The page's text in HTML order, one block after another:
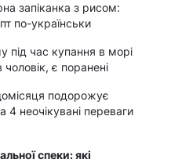
запіканка з рисом:
по-українськи
під час купання в морі
чоловік, є поранені
подорожує
4 неочікувані переваги
спеки: які